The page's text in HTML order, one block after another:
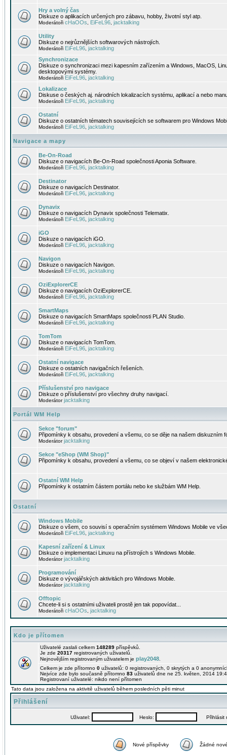
Hry a volný čas
Diskuze o aplikacích určených pro zábavu, hobby, životní styl atp.
Moderátoři cHaOOs EiFeL96 jacktalking
Utility
Diskuze o nejrůznějších softwarových nástrojích.
Moderátoři EiFeL96 jacktalking
Synchronizace
Diskuze o synchronizaci mezi kapesním zařízením a Windows, MacOS,
desktopovými systémy.
Moderátoři EiFeL96 jacktalking
Lokalizace
Diskuse o českých aj. národních lokalizacích systému, aplikací a nebo
Moderátoři EiFeL96 jacktalking
Ostatní
Diskuze o ostatních tématech souvisejících se softwarem pro Windows
Moderátoři EiFeL96 jacktalking
Navigace a mapy
Be-On-Road
Diskuze o navigacích Be-On-Road společnosti Aponia Software.
Moderátoři EiFeL96 jacktalking
Destinator
Diskuze o navigacích Destinator.
Moderátoři EiFeL96 jacktalking
Dynavix
Diskuze o navigacích Dynavix společnosti Telematix.
Moderátoři EiFeL96 jacktalking
iGO
Diskuze o navigacích iGO.
Moderátoři EiFeL96 jacktalking
Navigon
Diskuze o navigacích Navigon.
Moderátoři EiFeL96 jacktalking
OziExplorerCE
Diskuze o navigacích OziExplorerCE.
Moderátoři EiFeL96 jacktalking
SmartMaps
Diskuze o navigacích SmartMaps společnosti PLAN Studio.
Moderátoři EiFeL96 jacktalking
TomTom
Diskuze o navigacích TomTom.
Moderátoři EiFeL96 jacktalking
Ostatní navigace
Diskuze o ostatních navigačních řešeních.
Moderátoři EiFeL96 jacktalking
Příslušenství pro navigace
Diskuze o příslušenství pro všechny druhy navigací.
Moderátorjacktalking
Portál WM Help
Sekce "forum"
Připomínky k obsahu, provedení a všemu, co se děje na našem diskuzním
Moderátorjacktalking
Sekce "eShop (WM Shop)"
Připomínky k obsahu, provedení a všemu, co se objeví v našem
Ostatní WM Help
Připomínky k ostatním částem portálu nebo ke službám WM Help.
Ostatní
Windows Mobile
Diskuze o všem, co souvisí s operačním systémem Windows Mobile ve
Moderátoři EiFeL96 jacktalking
Kapesní zařízení & Linux
Diskuze o implementaci Linuxu na přístrojích s Windows Mobile.
Moderátorjacktalking
Programování
Diskuze o vývojářských aktivitách pro Windows Mobile.
Moderátorjacktalking
Offtopic
Chcete-li si s ostatními uživateli prostě jen tak popovídat...
Moderátoři cHaOOs jacktalking
Kdo je přítomen
Uživatelé zaslali celkem 148289 příspěvků.
Je zde 20317 registrovaných uživatelů.
Nejnovějším registrovaným uživatelem je play2048
Celkem je zde přítomno 0 uživatelů: 0 registrovaných, 0 skrytých a 0
Nejvíce zde bylo současně přítomno 83 uživatelů dne ne 25. květen, 2014
Registrovaní uživatelé: nikdo není přítomen
Tato data jsou založena na aktivitě uživatelů během posledních pěti minut
Přihlášení
Uživatel: Heslo: Přihlásit
Nové příspěvky Žádné